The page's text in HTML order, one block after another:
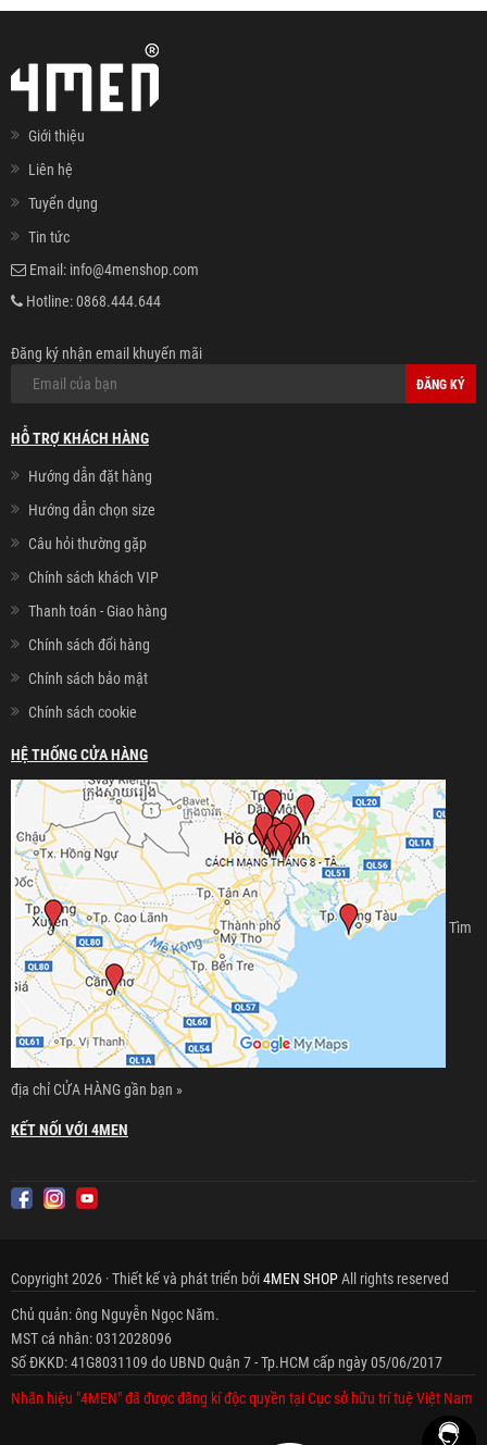
Giới thiệu
Liên hệ
Tuyển dụng
Tin tức
Email: info@4menshop.com
Hotline:0868.444.644
Đăng ký nhận email khuyến mãi
ĐĂNG KÝ
HỖ TRỢ KHÁCH HÀNG
Hướng dẫn đặt hàng
Hướng dẫn chọn size
Câu hỏi thường gặp
Chính sách khách VIP
Thanh toán - Giao hàng
Chính sách đổi hàng
Chính sách bảo mật
Chính sách cookie
HỆ THỐNG CỬA HÀNG
Tìm
địa chỉ CỬA HÀNG gần bạn »
KẾT NỐI VỚI 4MEN
Copyright 2026 · Thiết kế và phát triển bởi4MEN SHOPAll rights reserved
Chủ quản: ông Nguyễn Ngọc Năm.
MST cá nhân: 0312028096
Số ĐKKD: 41G8031109 do UBND Quận 7 - Tp.HCM cấp ngày 05/06/2017
Nhãn hiệu "4MEN" đã được đăng kí độc quyền tại Cục sở hữu trí tuệ Việt Nam